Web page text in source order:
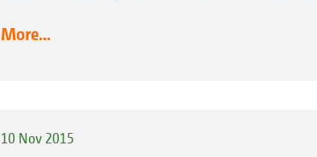
More...
10 Nov 2015